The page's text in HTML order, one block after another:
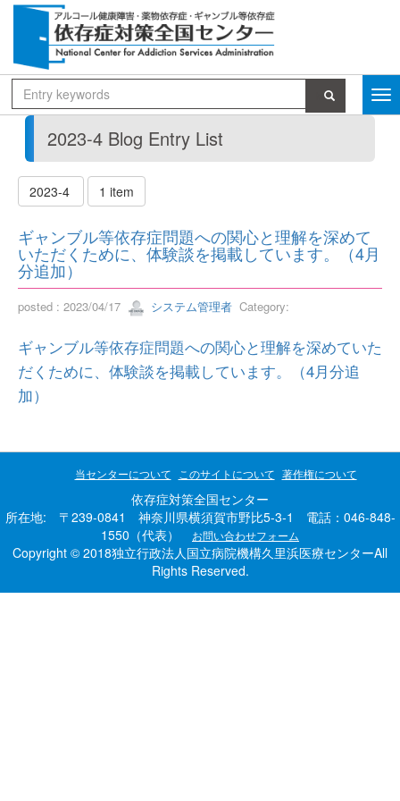
2023-4 Blog Entry List
2023-4 1 item
ギャンブル等依存症問題への関心と理解を深めて
いただくために、体験談を掲載しています。（4月
分追加）
posted : 2023/04/17 システム管理者 Category:
ギャンブル等依存症問題への関心と理解を深めていた
だくために、体験談を掲載しています。（4月分追
加）
当センターについて このサイトについて 著作権について
依存症対策全国センター
所在地: 〒239-0841 神奈川県横須賀市野比5-3-1 電話：046-848-
1550（代表）
お問い合わせフォーム
Copyright © 2018独立行政法人国立病院機構久里浜医療センターAll
Rights Reserved.